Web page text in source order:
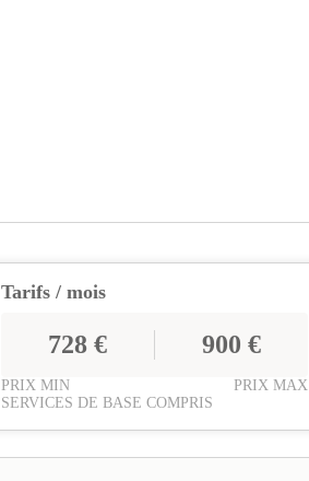
Tarifs / mois
728 € 900 €
PRIX MIN
PRIX MAX
SERVICES DE BASE COMPRIS